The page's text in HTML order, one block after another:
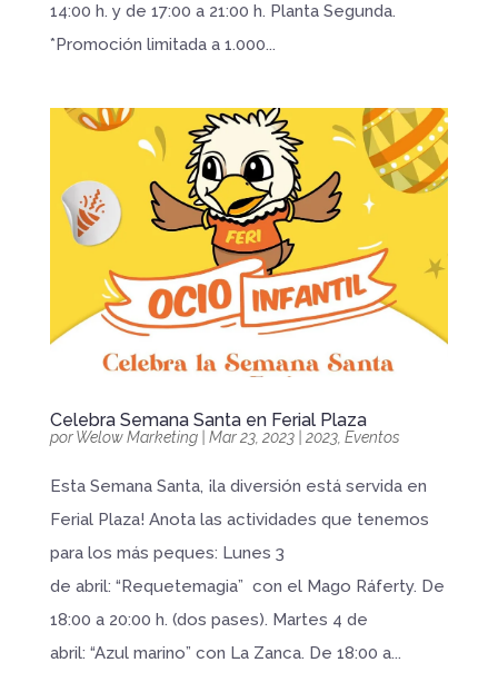
14:00 h. y de 17:00 a 21:00 h. Planta Segunda.
*Promoción limitada a 1.000...
Celebra Semana Santa en Ferial Plaza
porWelow Marketing| Mar 23, 2023| 2023, Eventos
Esta Semana Santa, ¡la diversión está servida en
Ferial Plaza! Anota las actividades que tenemos
para los más peques: Lunes 3
de abril: “Requetemagia” con el Mago Ráferty. De
18:00 a 20:00 h. (dos pases). Martes 4 de
abril: “Azul marino” con La Zanca. De 18:00 a...